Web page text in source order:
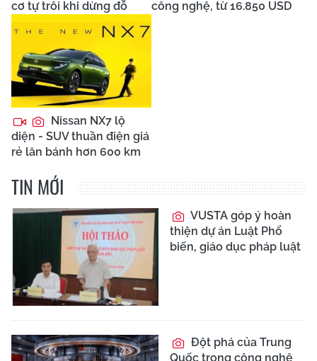
cơ tự trôi khi dừng đỗ công nghệ, từ 16.850 USD
Nissan NX7 lộ
diện - SUV thuần điện giá
rẻ lăn bánh hơn 600 km
TIN MỚI
VUSTA góp ý hoàn
thiện dự án Luật Phổ
biến, giáo dục pháp luật
Đột phá của Trung
Quốc trong công nghệ